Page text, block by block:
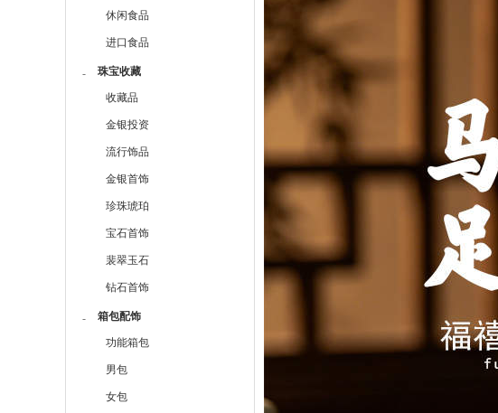
休闲食品
进口食品
- 珠宝收藏
收藏品
金银投资
流行饰品
金银首饰
珍珠琥珀
宝石首饰
裴翠玉石
钻石首饰
- 箱包配饰
功能箱包
男包
女包